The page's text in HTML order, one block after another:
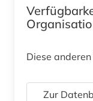
Diese
Zur